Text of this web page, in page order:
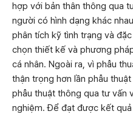
hợp với bản thân thông qua
người có hình dạng khác
phân tích kỹ tình trạng và
chọn thiết kế và phương
cá nhân. Ngoài ra, vì phẫu
thận trọng hơn lần phẫu
phẫu thuật thông qua tư vấn
nghiệm. Để đạt được kết